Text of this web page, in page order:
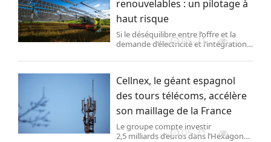
renouvelables : un pilotage à
haut risque
Si le déséquilibre entre l’offre et la
demande d’électricité et l’intégration
posent des défis nouveaux, le
reste indispensable pour diminuer le
poids du pétrole et du gaz.
05-21
Cellnex, le géant espagnol
des tours télécoms, accélère
son maillage de la France
Le groupe compte investir
2,5 milliards d’euros dans l’Hexagone
05-21